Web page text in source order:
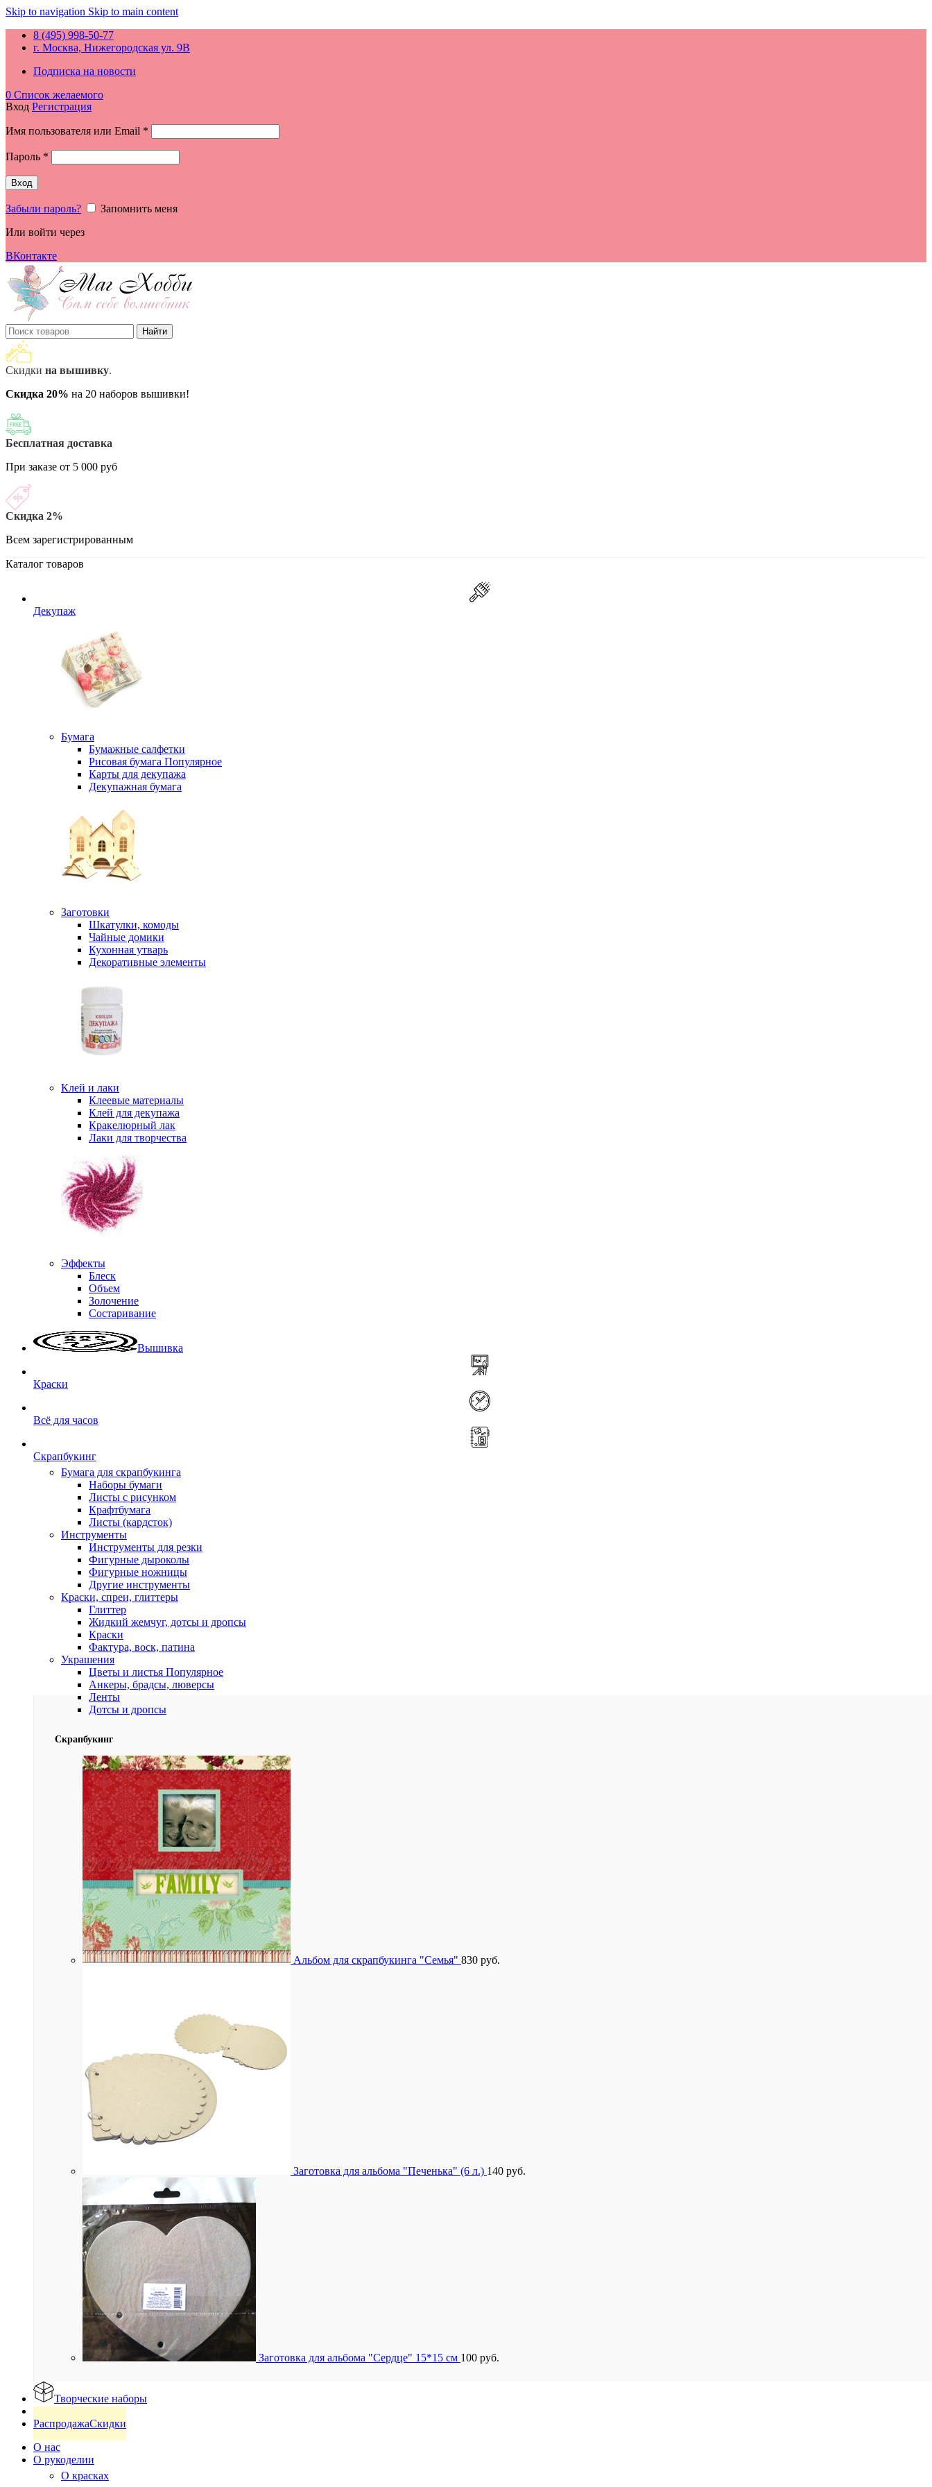
Skip to navigation Skip to main content
8 (495) 998-50-77
г. Москва, Нижегородская ул. 9В
Подписка на новости
0 Список желаемого
Вход Регистрация
Имя пользователя или Email *
Пароль *
Вход
Забыли пароль?
Запомнить меня
Или войти через
ВКонтакте
Найти
Скидки на вышивку.
Скидка 20% на 20 наборов вышивки!
Бесплатная доставка
При заказе от 5 000 руб
Скидка 2%
Всем зарегистрированным
Каталог товаров
Декупаж
Бумага
Бумажные салфетки
Рисовая бумага Популярное
Карты для декупажа
Декупажная бумага
Заготовки
Шкатулки, комоды
Чайные домики
Кухонная утварь
Декоративные элементы
Клей и лаки
Клеевые материалы
Клей для декупажа
Кракелюрный лак
Лаки для творчества
Эффекты
Блеск
Объем
Золочение
Состаривание
Вышивка
Краски
Всё для часов
Скрапбукинг
Бумага для скрапбукинга
Наборы бумаги
Листы с рисунком
Крафтбумага
Листы (кардсток)
Инструменты
Инструменты для резки
Фигурные дыроколы
Фигурные ножницы
Другие инструменты
Краски, спреи, глиттеры
Глиттер
Жидкий жемчуг, дотсы и дропсы
Краски
Фактура, воск, патина
Украшения
Цветы и листья Популярное
Анкеры, брадсы, люверсы
Ленты
Дотсы и дропсы
Скрапбукинг
Альбом для скрапбукинга "Семья" 830 руб.
Заготовка для альбома "Печенька" (6 л.) 140 руб.
Заготовка для альбома "Сердце" 15*15 см 100 руб.
Творческие наборы
РаспродажаСкидки
О нас
О рукоделии
О красках